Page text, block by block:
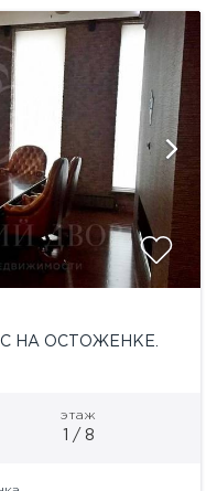
НА ОСТОЖЕНКЕ.
этаж
1 / 8